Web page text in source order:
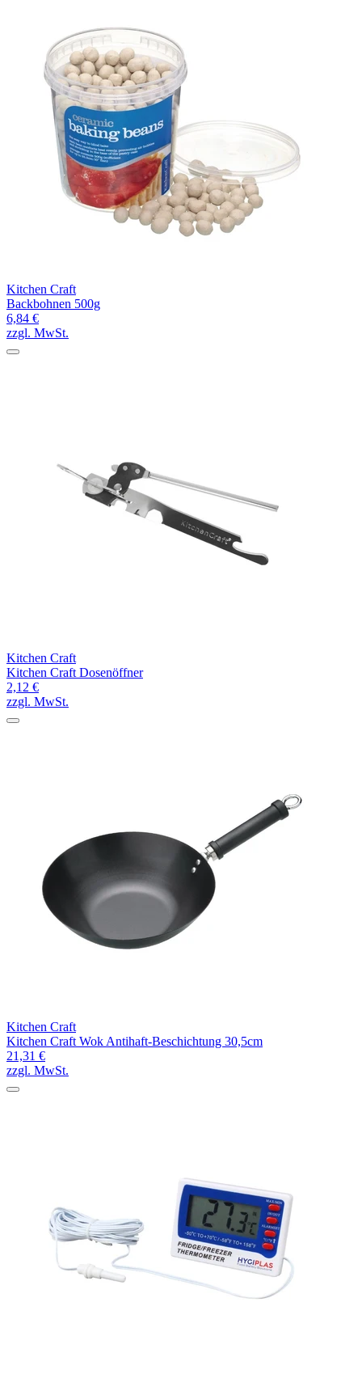
Kitchen Craft
Backbohnen 500g
6,84 €
zzgl. MwSt.
Kitchen Craft
Kitchen Craft Dosenöffner
2,12 €
zzgl. MwSt.
Kitchen Craft
Kitchen Craft Wok Antihaft-Beschichtung 30,5cm
21,31 €
zzgl. MwSt.